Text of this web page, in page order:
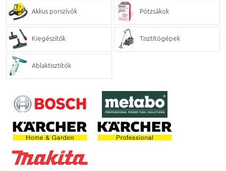
Akkus porszívók Pótzsákok
Kiegészítők Tisztítógépek
Ablaktisztítók